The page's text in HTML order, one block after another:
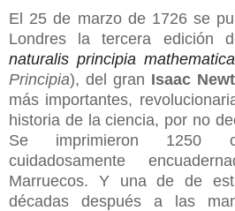
El 25 de marzo de 1726 se
Londres la tercera edición
naturalis principia mathematica
Principia), del gran Isaac
más importantes,
historia de la ciencia, por no
Se imprimieron 1250
cuidadosamente
Marruecos. Y una de de
décadas después a las